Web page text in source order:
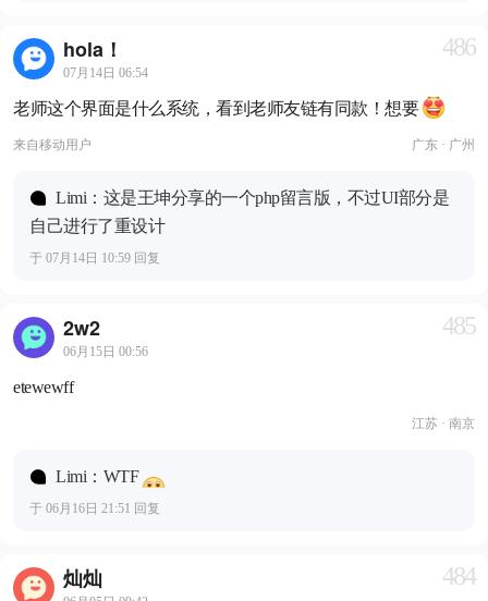
hola！
07月14日 06:54
486
老师这个界面是什么系统，看到老师友链有同款！想要
来自移动用户 广东 · 广州
Limi：这是王坤分享的一个php留言版，不过UI部分是
自己进行了重设计
于 07月14日 10:59 回复
2w2
06月15日 00:56
485
etewewff
江苏 · 南京
Limi：WTF
于 06月16日 21:51 回复
灿灿 484